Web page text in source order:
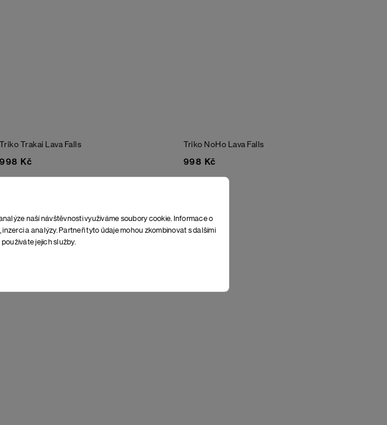
naší návštěvnosti využíváme soubory cookie. Informace o
a analýzy. Partneři tyto údaje mohou zkombinovat s dalšími
jejich služby.
Triko Trakai Lava Falls
998 Kč
Triko NoHo Lava Falls
998 Kč